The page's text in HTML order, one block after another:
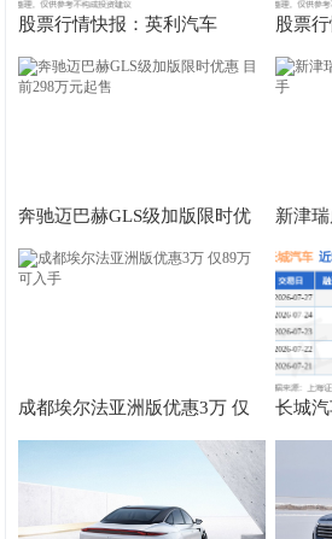
股票行情快报：英利汽车
（601279）7月31日主力资金
净买入241.47万元
股票
（
净卖出
奔驰迈巴赫GLS级加版限时优
惠 目前298万元起售
新津
成都埃尔法亚洲版优惠3万 仅
89万可入手
长城
8300